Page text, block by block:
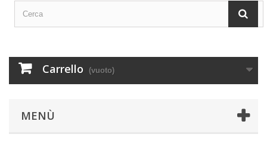
Carrello (vuoto)
MENÙ